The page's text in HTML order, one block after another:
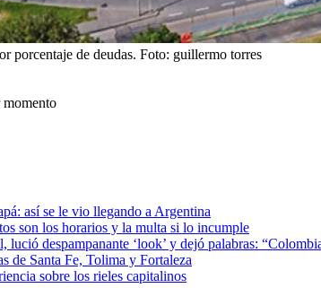
porcentaje de deudas. Foto: guillermo torres
momento
así se le vio llegando a Argentina
son los horarios y la multa si lo incumple
despampanante ‘look’ y dejó palabras:
de Santa Fe, Tolima y Fortaleza
sobre los rieles capitalinos